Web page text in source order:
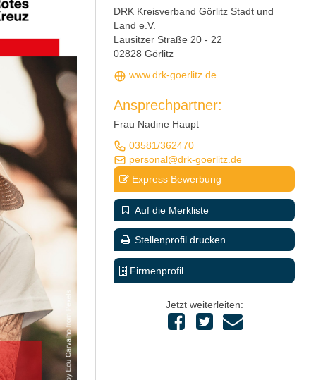
DRK Kreisverband Görlitz Stadt und
Land e.V.
Lausitzer Straße 20 - 22
02828 Görlitz
www.drk-goerlitz.de
Ansprechpartner:
Frau Nadine Haupt
03581/362470
personal@drk-goerlitz.de
Express Bewerbung
Auf die Merkliste
Stellenprofil drucken
Firmenprofil
Jetzt weiterleiten: